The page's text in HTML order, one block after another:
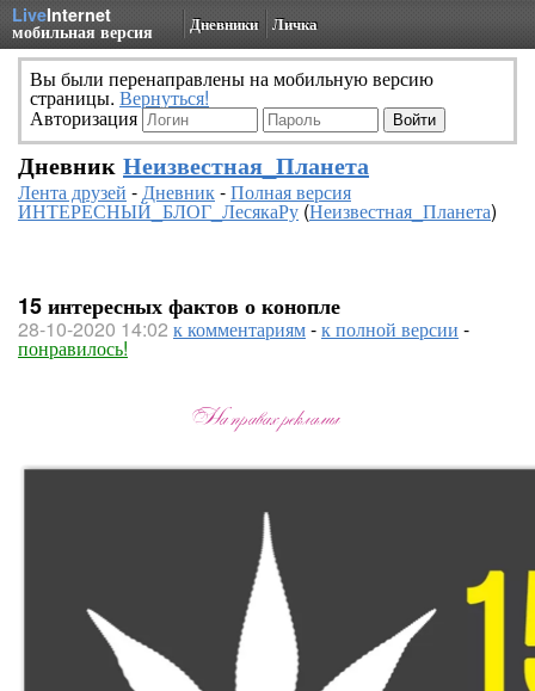
LiveInternet
мобильная версия Дневники Личка
Вы были перенаправлены на мобильную версию
страницы. Вернуться!
Авторизация
Дневник Неизвестная_Планета
Лента друзей -Дневник-Полная версия
ИНТЕРЕСНЫЙ_БЛОГ_ЛесякаРу(Неизвестная_Планета)
15 интересных фактов о конопле
28-10-2020 14:02 к комментариям-к полной версии -
понравилось!